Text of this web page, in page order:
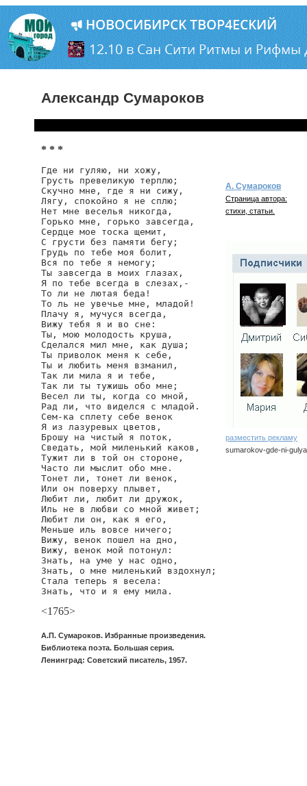
Александр Сумароков
* * *
Где ни гуляю, ни хожу,
Грусть превеликую терплю;
Скучно мне, где я ни сижу,
Лягу, спокойно я не сплю;
Нет мне веселья никогда,
Горько мне, горько завсегда,
Сердце мое тоска щемит,
С грусти без памяти бегу;
Грудь по тебе моя болит,
Вся по тебе я немогу;
Ты завсегда в моих глазах,
Я по тебе всегда в слезах,-
То ли не лютая беда!
То ль не увечье мне, младой!
Плачу я, мучуся всегда,
Вижу тебя я и во сне:
Ты, мою молодость круша,
Сделался мил мне, как душа;
Ты приволок меня к себе,
Ты и любить меня взманил,
Так ли мила я и тебе,
Так ли ты тужишь обо мне;
Весел ли ты, когда со мной,
Рад ли, что виделся с младой.
Сем-ка сплету себе венок
Я из лазуревых цветов,
Брошу на чистый я поток,
Сведать, мой миленький каков,
Тужит ли в той он стороне,
Часто ли мыслит обо мне.
Тонет ли, тонет ли венок,
Или он поверху плывет,
Любит ли, любит ли дружок,
Иль не в любви со мной живет;
Любит ли он, как я его,
Меньше иль вовсе ничего;
Вижу, венок пошел на дно,
Вижу, венок мой потонул:
Знать, на уме у нас одно,
Знать, о мне миленький вздохнул;
Стала теперь я весела:
Знать, что и я ему мила.
<1765>
А.П. Сумароков. Избранные произведения.
Библиотека поэта. Большая серия.
Ленинград: Советский писатель, 1957.
А. Сумароков
Страница автора:
стихи, статьи.
разместить рекламу
sumarokov-gde-ni-